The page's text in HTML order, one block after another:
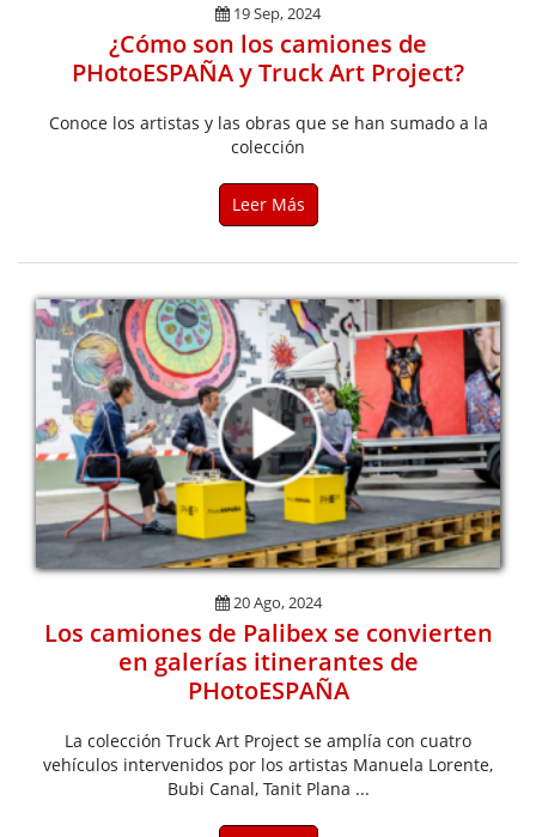
19 Sep, 2024
¿Cómo son los camiones de
PHotoESPAÑA y Truck Art Project?
Conoce los artistas y las obras que se han sumado a la
colección
Leer Más
20 Ago, 2024
Los camiones de Palibex se convierten
en galerías itinerantes de
PHotoESPAÑA
La colección Truck Art Project se amplía con cuatro
vehículos intervenidos por los artistas Manuela Lorente,
Bubi Canal, Tanit Plana ...